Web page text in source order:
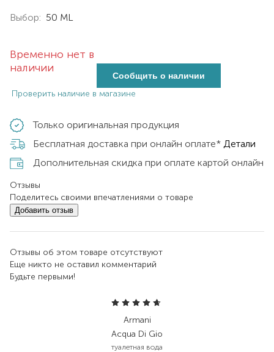
Выбор: 50 ML
Временно нет в
наличии
Сообщить о наличии
Проверить наличие в магазине
Только оригинальная продукция
Бесплатная доставка при онлайн оплате* Детали
Дополнительная скидка при оплате картой онлайн
Отзывы
Поделитесь своими впечатлениями о товаре
Добавить отзыв
Отзывы об этом товаре отсутствуют
Еще никто не оставил комментарий
Будьте первыми!
Armani
Acqua Di Gio
туалетная вода